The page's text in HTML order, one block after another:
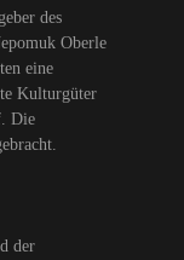
des
Oberle
eine
Kulturgüter
Die
der